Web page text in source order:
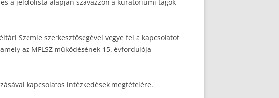
a jelölőlista alapján szavazzon a kuratóriumi tagok
Szemle szerkesztőségével vegye fel a kapcsolatot
az MFLSZ működésének 15. évfordulója
kapcsolatos intézkedések megtételére.